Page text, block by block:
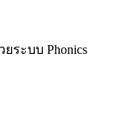
ระบบ Phonics